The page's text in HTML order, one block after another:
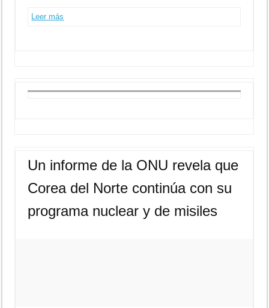
Leer más
Un informe de la ONU revela que
Corea del Norte continúa con su
programa nuclear y de misiles